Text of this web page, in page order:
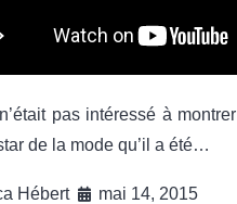
n’était pas intéressé à
de la mode qu’il a été…
Hébert
mai 14, 2015